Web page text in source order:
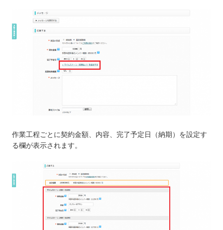
作業工程ごとに契約金額、内容、完了予定日（納期）を設定す
る欄が表示されます。